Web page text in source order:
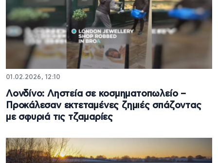
01.02.2026, 12:10
Λονδίνο: Ληστεία σε κοσμηματοπωλείο –
Προκάλεσαν εκτεταμένες ζημιές σπάζοντας
με σφυριά τις τζαμαρίες